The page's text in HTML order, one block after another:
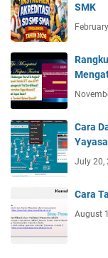
SMK
Cara
July 20,
Cara
August